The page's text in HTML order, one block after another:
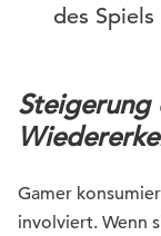
des
Steigerung
Gamer
involviert. Wenn